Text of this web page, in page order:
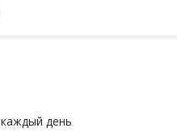
каждый день